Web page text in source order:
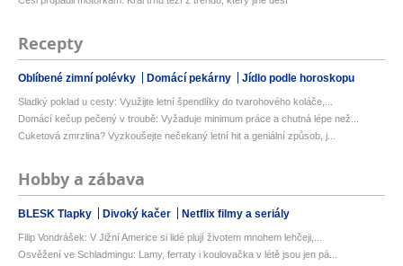
Recepty
Oblíbené zimní polévky Domácí pekárny Jídlo podle horoskopu
Sladký poklad u cesty: Využijte letní špendlíky do tvarohového koláče,...
Domácí kečup pečený v troubě: Vyžaduje minimum práce a chutná lépe než...
Cuketová zmrzlina? Vyzkoušejte nečekaný letní hit a geniální způsob, j...
Hobby a zábava
BLESK Tlapky Divoký kačer Netflix filmy a seriály
Filip Vondrášek: V Jižní Americe si lidé plují životem mnohem lehčeji,...
Osvěžení ve Schladmingu: Lamy, ferraty i koulovačka v létě jsou jen pá...